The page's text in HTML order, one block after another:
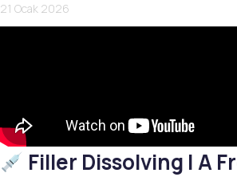
21 Ocak 2026
Filler Dissolving | A